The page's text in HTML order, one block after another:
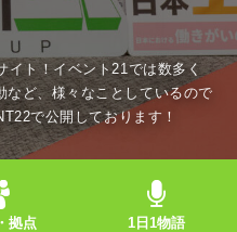
イト！イベント21では数多く
など、様々なことしているので
で公開しております！
拠点 1日1物語